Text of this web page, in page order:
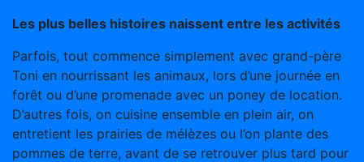
Les plus belles histoires naissent entre les activités
Parfois, tout commence simplement avec grand-père
Toni en nourrissant les animaux, lors d’une journée en
forêt ou d’une promenade avec un poney de location.
D’autres fois, on cuisine ensemble en plein air, on
entretient les prairies de mélèzes ou l’on plante des
pommes de terre, avant de se retrouver plus tard pour